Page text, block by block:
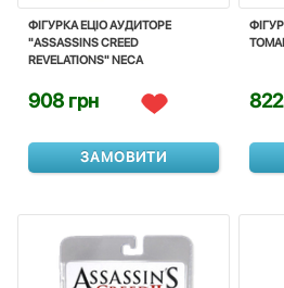
ФІГУРКА ЕЦІО АУДИТОРЕ
"ASSASSINS CREED
REVELATIONS" NECA
908 грн
ЗАМОВИТИ